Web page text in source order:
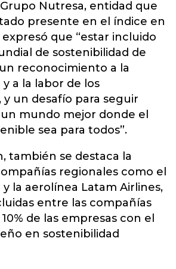
Nutresa, entidad que
presente en el índice en
expresó que “estar incluido
de sostenibilidad de
reconocimiento a la
a la labor de los
y un desafío para seguir
mundo mejor donde el
sea para todos”.
también se destaca la
regionales como el
la aerolínea Latam Airlines,
entre las compañías
de las empresas con el
en sostenibilidad